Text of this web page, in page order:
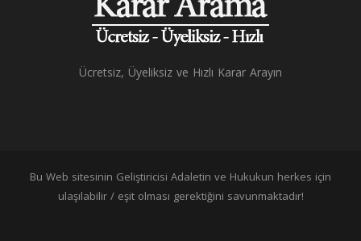
Ücretsiz, Üyeliksiz ve Hızlı Karar Arayın
Bu Web sitesinin Geliştiricisi Adaletin ve Hukukun herkes için
ulaşılabilir / eşit olması gerektiğini savunmaktadır!